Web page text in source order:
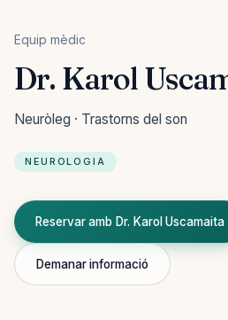
Equip mèdic
Dr. Karol
Neuròleg · Trastorns del son
NEUROLOGIA
Reservar amb Dr. Karol Uscamaita
Demanar informació